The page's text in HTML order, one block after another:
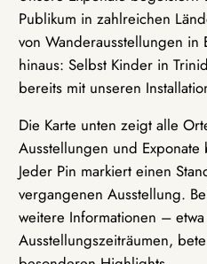
Publikum in zahlreichen
von Wanderausstellungen
hinaus: Selbst Kinder in
bereits mit unseren
Die Karte unten zeigt alle
Ausstellungen und
Jeder Pin markiert einen
vergangenen Ausstellung.
weitere Informationen –
Ausstellungszeiträumen,